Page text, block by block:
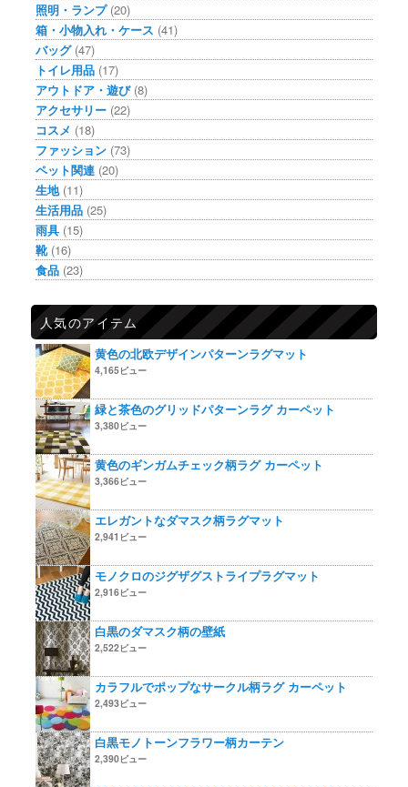
照明・ランプ(20)
箱・小物入れ・ケース (41)
バッグ(47)
トイレ用品 (17)
アウトドア・遊び(8)
アクセサリー (22)
コスメ (18)
ファッション (73)
ペット関連 (20)
生地(11)
生活用品 (25)
雨具 (15)
靴(16)
食品 (23)
人気のアイテム
黄色の北欧デザインパターンラグマット
4,165ビュー
緑と茶色のグリッドパターンラグ カーペット
3,380ビュー
黄色のギンガムチェック柄ラグ カーペット
3,366ビュー
エレガントなダマスク柄ラグマット
2,941ビュー
モノクロのジグザグストライプラグマット
2,916ビュー
白黒のダマスク柄の壁紙
2,522ビュー
カラフルでポップなサークル柄ラグ カーペット
2,493ビュー
白黒モノトーンフラワー柄カーテン
2,390ビュー